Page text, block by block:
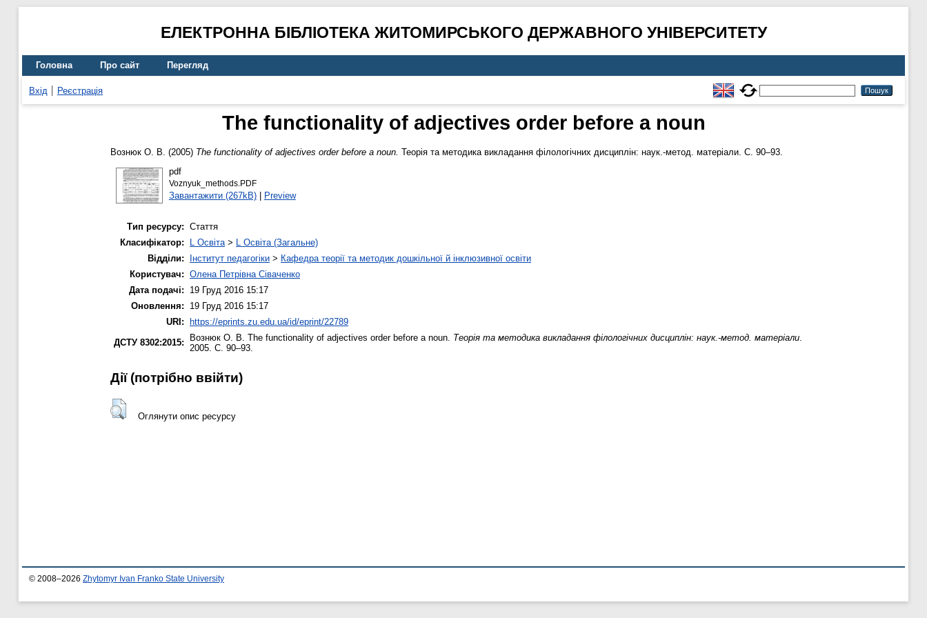
ЕЛЕКТРОННА БІБЛІОТЕКА ЖИТОМИРСЬКОГО ДЕРЖАВНОГО УНІВЕРСИТЕТУ
Головна Про сайт Перегляд
Вхід Реєстрація
The functionality of adjectives order before a noun
Вознюк О. В. (2005) The functionality of adjectives order before a noun. Теорія та методика викладання філологічних дисциплін: наук.-метод. матеріали. С. 90–93.
pdf
Voznyuk_methods.PDF
Завантажити (267kB)| Preview
Тип ресурсу: Стаття
Класифікатор:
L Освіта> L Освіта (Загальне)
Відділи:
Інститут педагогіки > Кафедра теорії та методик дошкільної й інклюзивної освіти
Користувач: Олена Петрівна Сіваченко
Дата подачі:
19 Груд 2016 15:17
Оновлення:
19 Груд 2016 15:17
URI:
https://eprints.zu.edu.ua/id/eprint/22789
ДСТУ 8302:2015:
Вознюк О. В. The functionality of adjectives order before a noun. Теорія та методика викладання філологічних дисциплін: наук.-метод. матеріали.
2005. С. 90–93.
Дії ​​(потрібно ввійти)
Оглянути опис ресурсу
© 2008–2026 Zhytomyr Ivan Franko State University